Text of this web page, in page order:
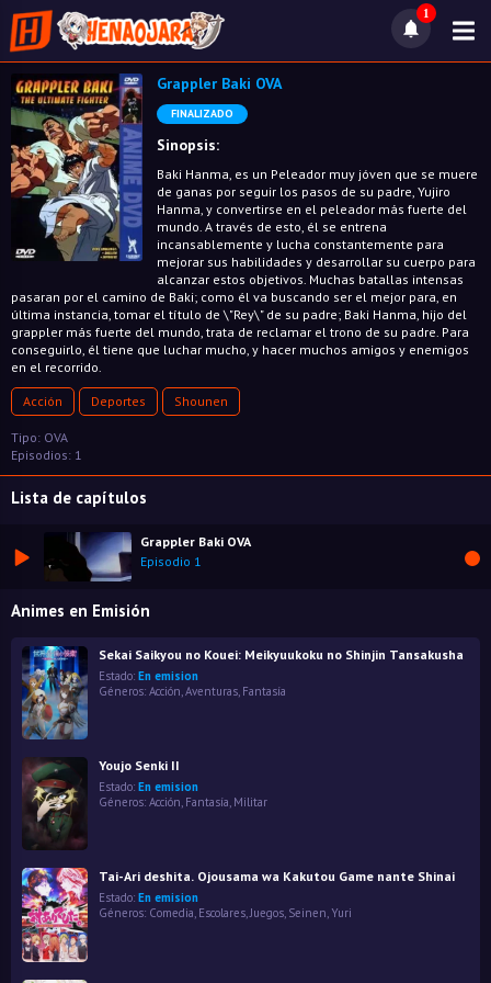
1
Grappler Baki OVA
FINALIZADO
Sinopsis:
Baki Hanma, es un Peleador muy jóven que se muere
de ganas por seguir los pasos de su padre, Yujiro
Hanma, y convertirse en el peleador más fuerte del
mundo. A través de esto, él se entrena
incansablemente y lucha constantemente para
mejorar sus habilidades y desarrollar su cuerpo para
alcanzar estos objetivos. Muchas batallas intensas
pasaran por el camino de Baki; como él va buscando ser el mejor para, en
última instancia, tomar el título de \"Rey\" de su padre; Baki Hanma, hijo del
grappler más fuerte del mundo, trata de reclamar el trono de su padre. Para
conseguirlo, él tiene que luchar mucho, y hacer muchos amigos y enemigos
en el recorrido.
Acción Deportes Shounen
Tipo: OVA
Episodios: 1
Lista de capítulos
Grappler Baki OVA
Episodio 1
Animes en Emisión
Sekai Saikyou no Kouei: Meikyuukoku no Shinjin Tansakusha
Estado: En emision
Géneros: Acción Aventuras Fantasía
Youjo Senki II
Estado: En emision
Géneros: Acción, Fantasía, Militar
Tai-Ari deshita. Ojousama wa Kakutou Game nante Shinai
Estado: En emision
Géneros: Comedia, Escolares,Juegos, Seinen,Yuri